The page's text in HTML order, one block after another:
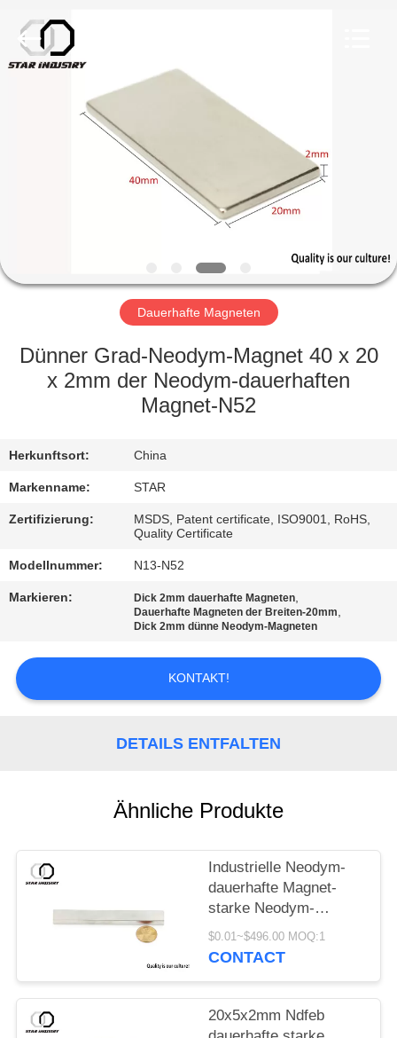
PRODUKTE
FABRIK-
AUSFLUG
QUALITÄTSKONTROLLE
SIE
MIT
UNS
VERBINDUNG
NACHRICHTEN
FÄLLE
2020
Star
United
Dauerhafte Magneten
Dünner Grad-Neodym-Magnet 40 x 20
x 2mm der Neodym-dauerhaften
Magnet-N52
Herkunftsort: China
Markenname: STAR
Zertifizierung:
MSDS, Patent certificate, ISO9001, RoHS,
Quality Certificate
Modellnummer: N13-N52
Markieren: Dick 2mm dauerhafte Magneten,
Dauerhafte Magneten der Breiten-20mm,
Dick 2mm dünne Neodym-Magneten
KONTAKT!
DETAILS ENTFALTEN
Ähnliche Produkte
Industrielle Neodym-
dauerhafte Magnet-
starke Neodym-
Stabmagneten
$0.01~$496.00 MOQ:1
CONTACT
20x5x2mm Ndfeb